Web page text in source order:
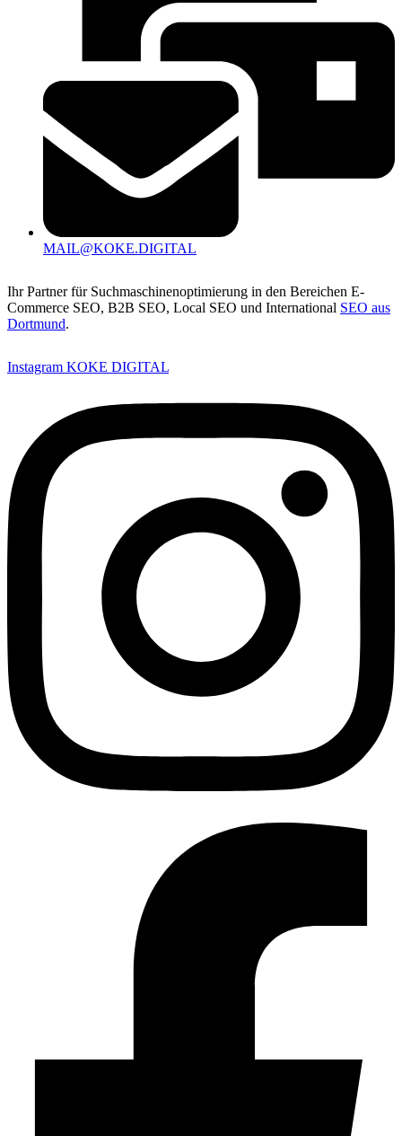
MAIL@KOKE.DIGITAL
Ihr Partner für Suchmaschinenoptimierung in den Bereichen E-
Commerce SEO, B2B SEO, Local SEO und International SEO aus
Dortmund.
Instagram KOKE DIGITAL